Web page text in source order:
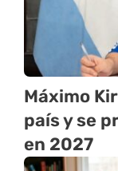
Máximo
país y se
en 2027